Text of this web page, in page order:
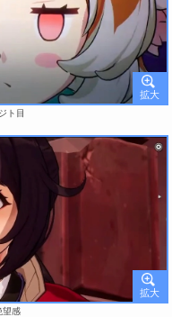
ト目
望感